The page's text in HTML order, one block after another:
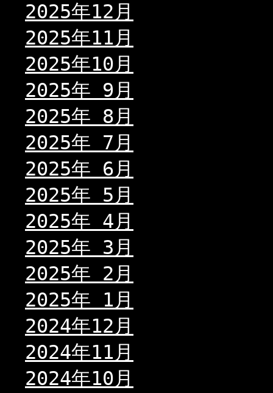
2025年12月
2025年11月
2025年10月
2025年 9月
2025年 8月
2025年 7月
2025年 6月
2025年 5月
2025年 4月
2025年 3月
2025年 2月
2025年 1月
2024年12月
2024年11月
2024年10月